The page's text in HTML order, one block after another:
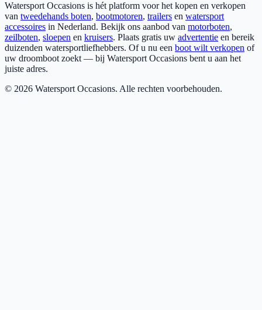
Watersport Occasions is hét platform voor het kopen en verkopen
van tweedehands boten, bootmotoren, trailers en watersport
accessoires in Nederland. Bekijk ons aanbod van motorboten,
zeilboten, sloepen en kruisers. Plaats gratis uw advertentie en bereik
duizenden watersportliefhebbers. Of u nu een boot wilt verkopen of
uw droomboot zoekt — bij Watersport Occasions bent u aan het
juiste adres.
© 2026 Watersport Occasions. Alle rechten voorbehouden.